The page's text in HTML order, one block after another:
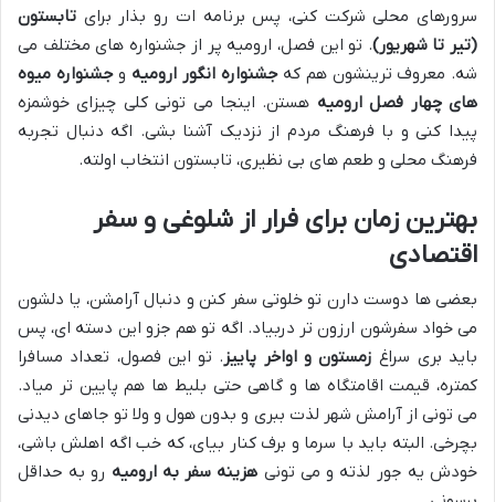
سرورهای محلی شرکت کنی، پس برنامه ات رو بذار برای تابستون
(تیر تا شهریور). تو این فصل، ارومیه پر از جشنواره های مختلف می
شه. معروف ترینشون هم کهجشنواره انگور ارومیه وجشنواره میوه
های چهار فصل ارومیه هستن. اینجا می تونی کلی چیزای خوشمزه
پیدا کنی و با فرهنگ مردم از نزدیک آشنا بشی. اگه دنبال تجربه
فرهنگ محلی و طعم های بی نظیری، تابستون انتخاب اولته.
بهترین زمان برای فرار از شلوغی و سفر
اقتصادی
بعضی ها دوست دارن تو خلوتی سفر کنن و دنبال آرامشن، یا دلشون
می خواد سفرشون ارزون تر دربیاد. اگه تو هم جزو این دسته ای، پس
باید بری سراغ زمستون و اواخر پاییز . تو این فصول، تعداد مسافرا
کمتره، قیمت اقامتگاه ها و گاهی حتی بلیط ها هم پایین تر میاد.
می تونی از آرامش شهر لذت ببری و بدون هول و ولا تو جاهای دیدنی
بچرخی. البته باید با سرما و برف کنار بیای، که خب اگه اهلش باشی،
خودش یه جور لذته و می تونی هزینه سفر به ارومیه رو به حداقل